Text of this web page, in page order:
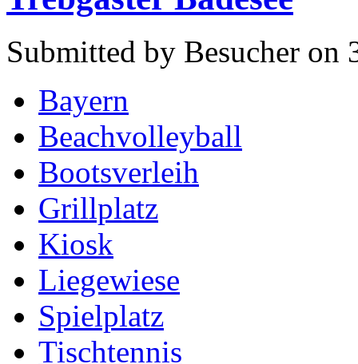
Submitted by Besucher on
Bayern
Beachvolleyball
Bootsverleih
Grillplatz
Kiosk
Liegewiese
Spielplatz
Tischtennis